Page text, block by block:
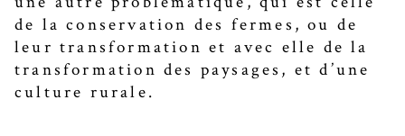
de la conservation des fermes, ou de
leur transformation et avec elle de la
transformation des paysages, et d’une
culture rurale.